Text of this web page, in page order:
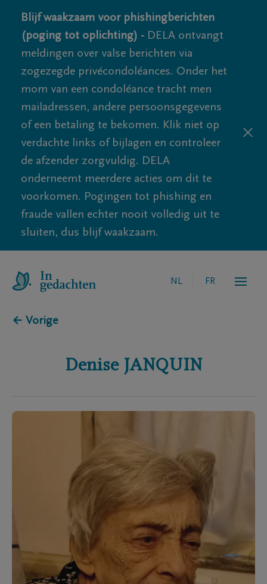
Blijf waakzaam voor phishingberichten
(poging tot oplichting) - DELA ontvangt
meldingen over valse berichten via
zogezegde privécondoléances. Onder het
mom van een condoléance tracht men
mailadressen, andere persoonsgegevens
of een betaling te bekomen. Klik niet op
verdachte links of bijlagen en controleer
de afzender zorgvuldig. DELA
onderneemt meerdere acties om dit te
voorkomen. Pogingen tot phishing en
fraude vallen echter nooit volledig uit te
sluiten, dus blijf waakzaam.
NL FR
← Vorige
Denise JANQUIN